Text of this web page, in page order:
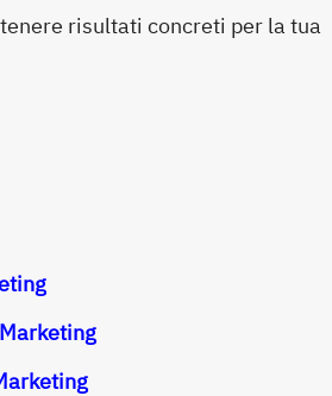
risultati concreti per la tua